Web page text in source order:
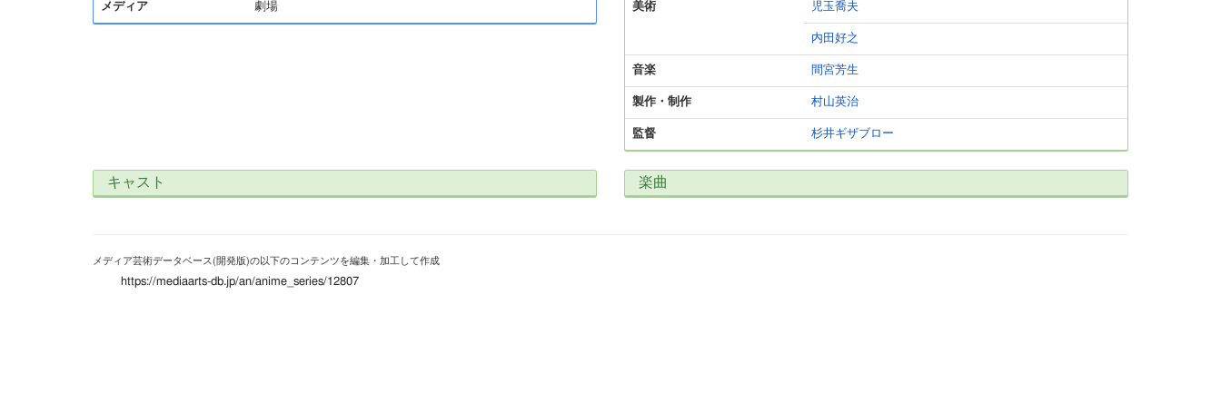
メディア 劇場 美術 児玉喬夫
内田好之
音楽 間宮芳生
製作・制作 村山英治
監督 杉井ギザブロー
キャスト 楽曲
メディア芸術データベース(開発版)の以下のコンテンツを編集・加工して作成
https://mediaarts-db.jp/an/anime_series/12807